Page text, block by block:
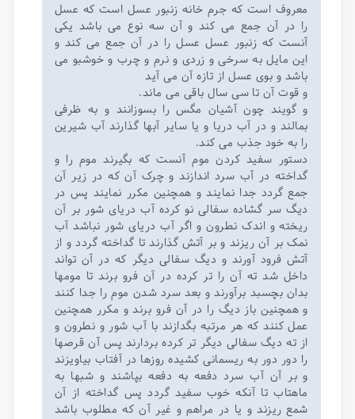
معروف است که جرم خانه زنبور عسل است که عسل
را در آن جمع می کند و آن سه نوع می باشد یکی
آنست که زنبور عسل عسل را در آن جمع می کند و
این مایل به سرخی و زردی و نرم و چرب و خوشبو می
باشد و بوی عسل از تازه آن می آید
و قوت آن تا سی سال باقی می ماند.
و گویند چون آشیان مگس را بسوزانند و به ظرفی
بمالند و در آب دریا و یا سایر آبها گذارند آب شیرین
را به خود جذب می کند.
دستور سفید کردن موم آنست که بگیرند موم را و
گداخته در آب سرد اندازند و چرک آن که در زیر آن
جمع گردد جدا نمایند و همچنین مکرر نمایند پس در
دیگ سر گشاده سفالی نو کرده آب دریای شور بر آن
ریخته و اندک نطرون و اگر آب دریای شور نباشد آب
نمک بر آن ریزند و بر آتش گذارند تا گداخته گردد و از
آتش فرود آورند و دیگ سفالی دیگر که در آن تواند
داخل شد ته آن را‌ تر کرده در آن فرو برند تا مومها
بدان بچسبد برآورند و بعد سرد شدن موم را جدا کنند
و همچنین باز دیگ را در آن فرو برند و مکرر همچنین
عمل کنند که هر مرتبه بگدازند با آب شور و نطرون و
از ته دیگ سفالی دیگر‌ تر کرده بردارند پس آن قرصها
را دور دور به ریسمانی کشیده روزها در آفتاب بیاویزند
و بر آن آب سرد دفعه به دفعه بپاشند و شبها به
ماهتاب تا آنکه خوب سفید گردد پس گداخته از آن
شمع ریزند و یا در مراهم و غیر آن که مطلوب باشد